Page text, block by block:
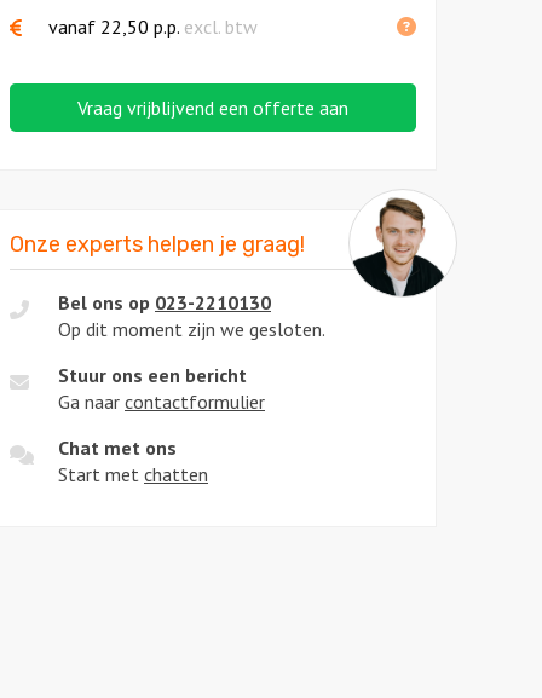
vanaf 22,50 p.p. excl. btw
Vraag vrijblijvend een offerte aan
Onze experts helpen je graag!
Bel ons op 023-2210130
Op dit moment zijn we gesloten.
Stuur ons een bericht
Ga naar contactformulier
Chat met ons
Start met chatten